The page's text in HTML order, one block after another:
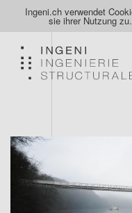
Ingeni.ch verwendet
sie ihrer Nutzung zu.